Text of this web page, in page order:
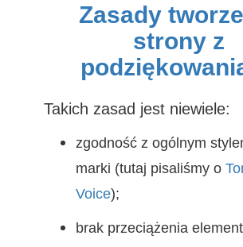
Zasady
strony z
Takich zasad jest niewiele:
zgodność z ogólnym
marki (tutaj pisaliśmy o
Voice);
brak przeciążenia